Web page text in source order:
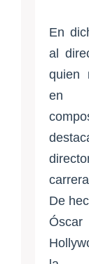
En
al
quien
en
De